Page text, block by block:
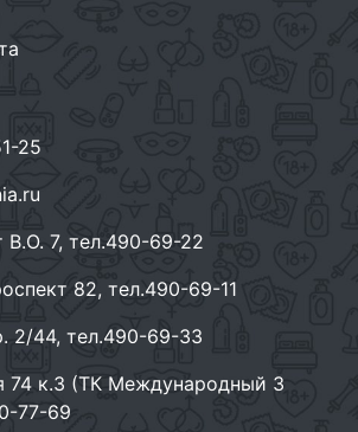
25
7, тел.490-69-22
82, тел.490-69-11
2/44, тел.490-69-33
74 к.3 (ТК Международный 3
77-69